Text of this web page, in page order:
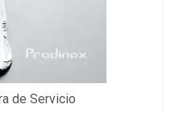
de Servicio